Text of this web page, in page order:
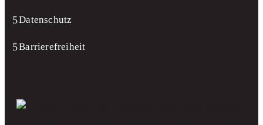
Datenschutz
Barrierefreiheit